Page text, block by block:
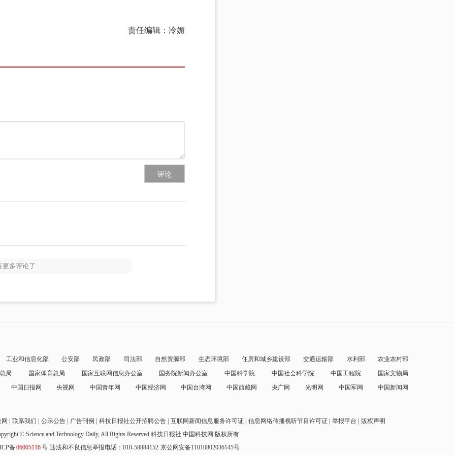
责任编辑：冷媚
评论
更多评论了
工业和信息化部 公安部 民政部 司法部 自然资源部 生态环境部 住房和城乡建设部 交通运输部 水利部
农业农村部
局
国家体育总局 国家互联网信息办公室 国务院新闻办公室 中国科学院 中国社会科学院 中国工程院
国家文物局
中国日报网
央视网 中国青年网 中国经济网 中国台湾网 中国西藏网 央广网 光明网 中国军网 中国新闻网
联系我们 公示公告 广告刊例 科技日报社公开招聘公告 互联网新闻信息服务许可证 信息网络传播视听节目许可证 举报平台
版权声明
© Science and Technology Daily, All Rights Reserved 科技日报社 中国科技网 版权所有
备06005116号 违法和不良信息举报电话：010-58884152 京公网安备11010802036145号